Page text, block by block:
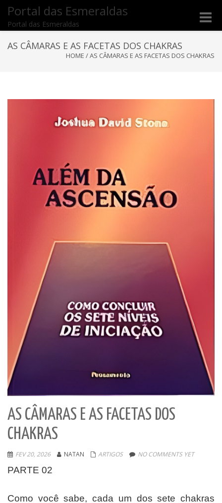
Portal das Esmeraldas
Portal das Esmeraldas
Toggle
AS CÂMARAS E AS FACETAS DOS CHAKRAS
HOME /AS CÂMARAS E AS FACETAS DOS CHAKRAS
AS CÂMARAS E AS FACETAS DOS
CHAKRAS
FEV 20, 2026 NATAN ARTIGOS NO COMMENTS YET
PARTE 02
Como você sabe, cada um dos sete chakras